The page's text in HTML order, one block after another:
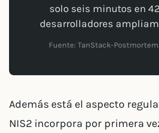
solo seis minutos en
desarrolladores
Fuente: TanStack-
Además está el aspecto
NIS2 incorpora por primera